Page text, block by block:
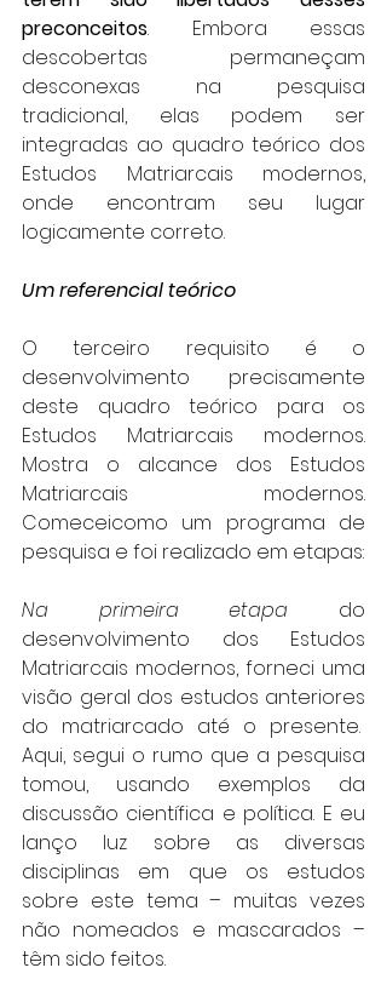
preconceitos. Embora essas
descobertas permaneçam
desconexas na pesquisa
tradicional, elas podem ser
integradas ao quadro teórico dos
Estudos Matriarcais modernos,
onde encontram seu lugar
logicamente correto.
Um referencial teórico
O terceiro requisito é o
desenvolvimento precisamente
deste quadro teórico para os
Estudos Matriarcais modernos.
Mostra o alcance dos Estudos
Matriarcais modernos.
Comeceicomo um programa de
pesquisa e foi realizado em etapas:
Na primeira etapa do
desenvolvimento dos Estudos
Matriarcais modernos, forneci uma
visão geral dos estudos anteriores
do matriarcado até o presente.
Aqui, segui o rumo que a pesquisa
tomou, usando exemplos da
discussão científica e política. E eu
lanço luz sobre as diversas
disciplinas em que os estudos
sobre este tema – muitas vezes
não nomeados e mascarados –
têm sido feitos.